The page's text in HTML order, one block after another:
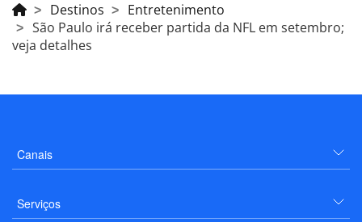
Destinos
Entretenimento
São Paulo irá receber partida da NFL em setembro;
veja detalhes
Canais
Serviços